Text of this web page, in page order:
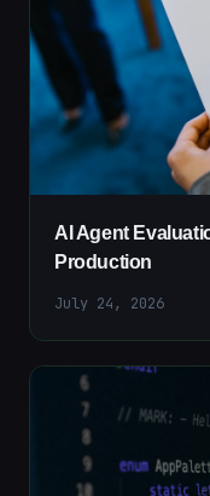
AI Agent
Production
July 24, 2026